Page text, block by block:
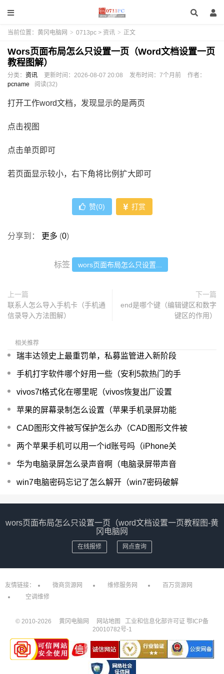
当前位置： 黄冈电脑网 > 0713pc > 资讯 > 正文
Wors页面布局怎么只设置一页（Word文档设置一页
教程图解）
分类： 资讯 更新时间： 2026-08-07 20:08 发布时间： 7个月前
作者：
pcname
阅读(32)
打开工作word文档，发现显示的是两页
点击视图
点击单页即可
若页面显示较小，右下角将比例扩大即可
赞(0) 打赏
分享到： 更多 (0)
标签 wors页面布局怎么只设置...
上一篇
联系人怎么导入手机卡（手机通
信录导入方法图解）
下一篇
end是哪个键（编辑键区和数字
键区的作用）
相关推荐
瑞丰达领史上最重罚单，私募监管进入新阶段
手机打字软件哪个好用一些（安利5款热门的手
vivos7t格式化在哪里呢（vivos恢复出厂设置
苹果的屏幕录制怎么设置（苹果手机录屏功能
CAD图形文件被写保护怎么办（CAD图形文件被
两个苹果手机可以用一个id账号吗（iPhone关
华为电脑录屏怎么录声音啊（电脑录屏带声音
win7电脑密码忘记了怎么解开（win7密码破解
wors页面布局怎么只设置一页（word文档设置一页教程图-黄
冈电脑网
在线报修 网点查询
友情链接： 微商货源网 维修服务网
百万货源网
空调维修
© 2010-2026 黄冈电脑网 网站地图 工业和信息化部许可证 鄂ICP备
20010782号-1